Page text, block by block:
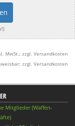
MwSt.; zzgl. Versandkosten
zzgl. Versandkosten
Mitglieder (Waffen-